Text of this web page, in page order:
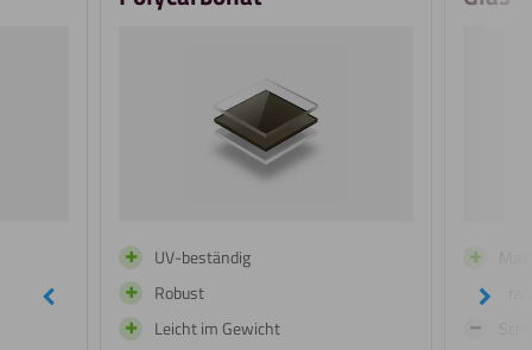
undefined
UV-beständig
Robust
Leicht im Gewicht